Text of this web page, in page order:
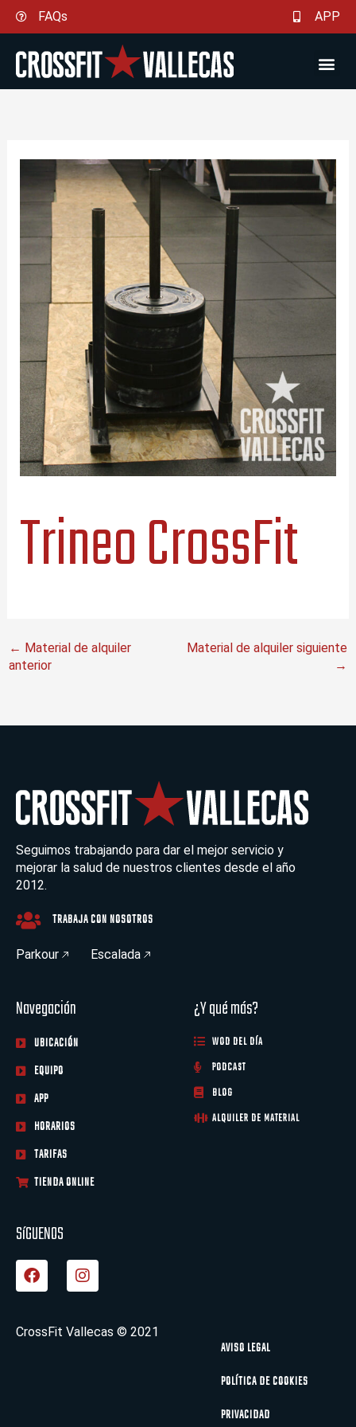
FAQs APP
Trineo CrossFit
← Material de alquiler
anterior
Material de alquiler siguiente
→
Seguimos trabajando para dar el mejor servicio y
mejorar la salud de nuestros clientes desde el año
2012.
TRABAJA CON NOSOTROS
Parkour Escalada
Navegación
UBICACIÓN
EQUIPO
APP
HORARIOS
TARIFAS
TIENDA ONLINE
¿Y qué más?
WOD DEL DÍA
PODCAST
BLOG
ALQUILER DE MATERIAL
SíGUENOS
F
a
b
I
n
a
CrossFit Vallecas © 2021
AVISO LEGAL
POLÍTICA DE COOKIES
PRIVACIDAD